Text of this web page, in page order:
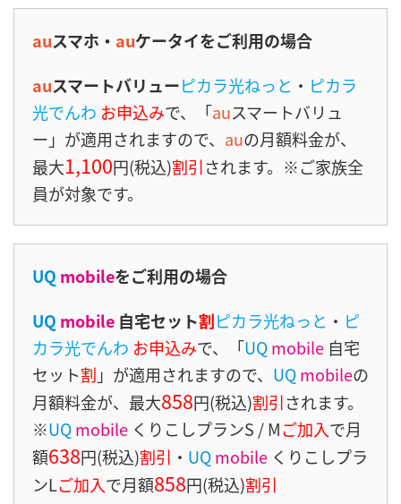
auスマホ・ auケータイをご利用の場合
auスマートバリューピカラ光ねっと ・ ピカラ
光でんわ お申込みで、「auスマートバリュ
ー」が適用されますので、 auの月額料金が、
最大1,100円(税込)割引されます。※ご家族全
員が対象です。
UQ mobileをご利用の場合
UQ mobile 自宅セット割ピカラ光ねっと ・ ピ
カラ光でんわ お申込みで、「UQmobile 自宅
セット割 」が適用されますので、 UQmobileの
月額料金が、最大858円(税込)割引されます。
※UQmobile くりこしプランS / Mご加入で月
額638円(税込)割引 ・ UQmobile くりこしプラ
ンLご加入で月額858円(税込)割引